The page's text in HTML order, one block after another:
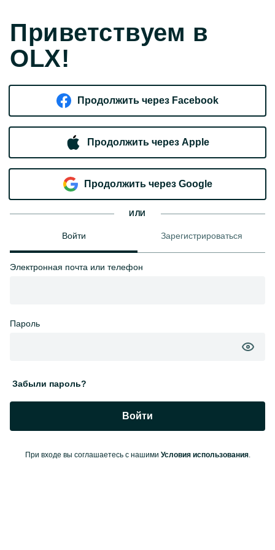
Приветствуем в
OLX!
Продолжить через Facebook
Продолжить через Apple
Продолжить через Google
ИЛИ
Войти Зарегистрироваться
Электронная почта или телефон
Пароль
Забыли пароль?
Войти
При входе вы соглашаетесь с нашими Условия использования.